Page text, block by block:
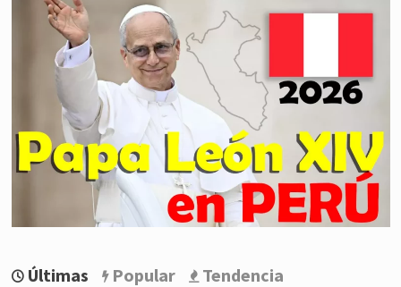
Últimas Popular Tendencia